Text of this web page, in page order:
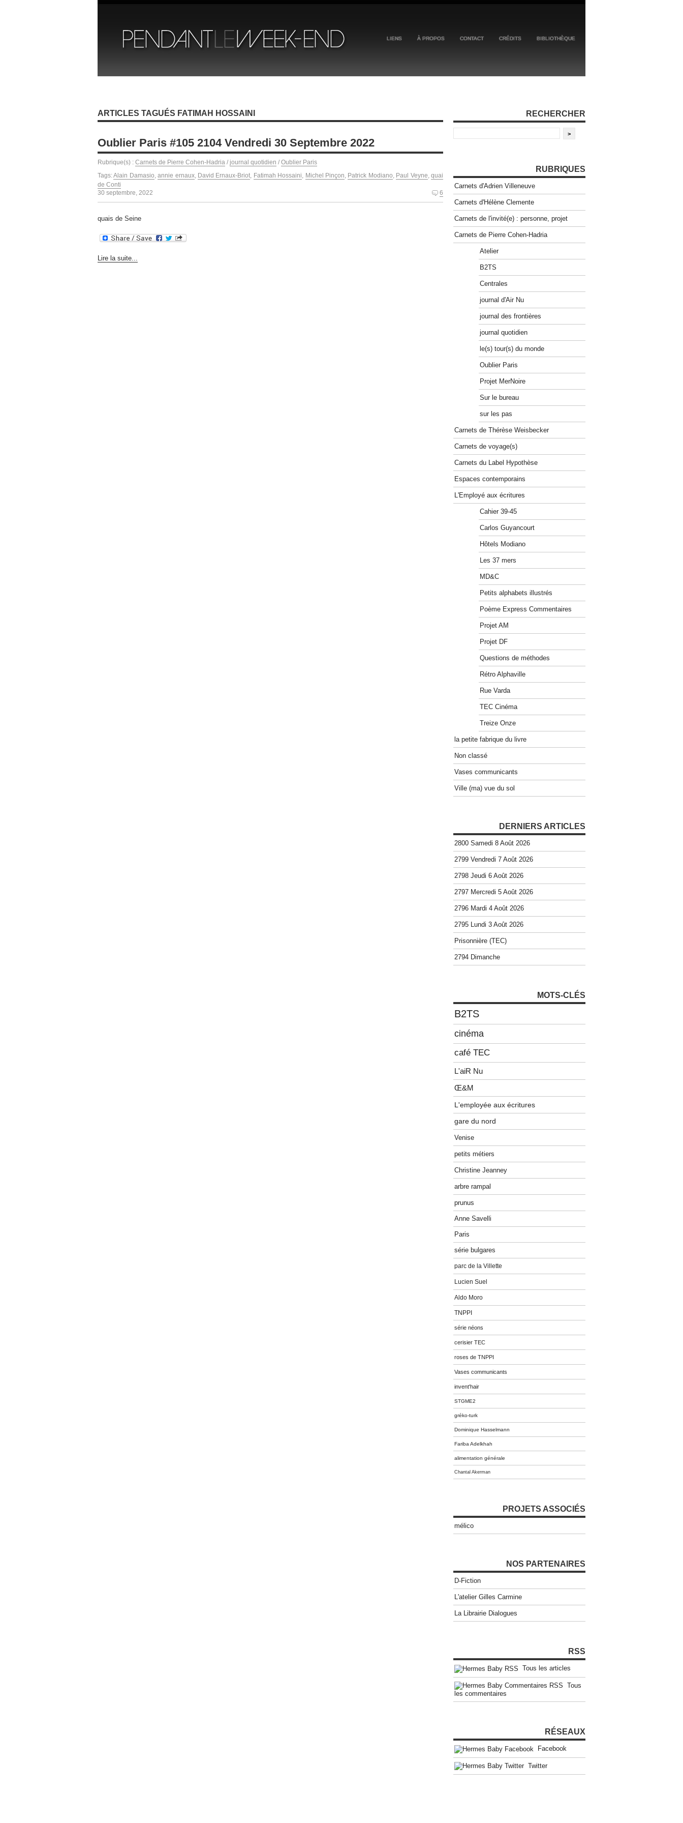
LIENS À PROPOS CONTACT CRÉDITS BIBLIOTHÈQUE
ARTICLES TAGUÉS FATIMAH HOSSAINI
Oublier Paris #105 2104 Vendredi 30 Septembre 2022
Rubrique(s) : Carnets de Pierre Cohen-Hadria / journal quotidien / Oublier Paris
Tags:Alain Damasio,annie ernaux, David Ernaux-Briot, Fatimah Hossaini, Michel Pinçon, Patrick Modiano, Paul Veyne,quai
de Conti
30 septembre, 2022
6
quais de Seine
Lire la suite...
RECHERCHER
RUBRIQUES
Carnets d'Adrien Villeneuve
Carnets d'Hélène Clemente
Carnets de l'invité(e) : personne, projet
Carnets de Pierre Cohen-Hadria
Atelier
B2TS
Centrales
journal d'Air Nu
journal des frontières
journal quotidien
le(s) tour(s) du monde
Oublier Paris
Projet MerNoire
Sur le bureau
sur les pas
Carnets de Thérèse Weisbecker
Carnets de voyage(s)
Carnets du Label Hypothèse
Espaces contemporains
L'Employé aux écritures
Cahier 39-45
Carlos Guyancourt
Hôtels Modiano
Les 37 mers
MD&C
Petits alphabets illustrés
Poème Express Commentaires
Projet AM
Projet DF
Questions de méthodes
Rétro Alphaville
Rue Varda
TEC Cinéma
Treize Onze
la petite fabrique du livre
Non classé
Vases communicants
Ville (ma) vue du sol
DERNIERS ARTICLES
2800 Samedi 8 Août 2026
2799 Vendredi 7 Août 2026
2798 Jeudi 6 Août 2026
2797 Mercredi 5 Août 2026
2796 Mardi 4 Août 2026
2795 Lundi 3 Août 2026
Prisonnière (TEC)
2794 Dimanche
MOTS-CLÉS
B2TS
cinéma
café TEC
L'aiR Nu
Œ&M
L'employée aux écritures
gare du nord
Venise
petits métiers
Christine Jeanney
arbre rampal
prunus
Anne Savelli
Paris
série bulgares
parc de la Villette
Lucien Suel
Aldo Moro
TNPPI
série néons
cerisier TEC
roses de TNPPI
Vases communicants
invent'hair
STGME2
gréko-turk
Dominique Hasselmann
Fariba Adelkhah
alimentation générale
Chantal Akerman
PROJETS ASSOCIÉS
mélico
NOS PARTENAIRES
D-Fiction
L'atelier Gilles Carmine
La Librairie Dialogues
RSS
Tous les articles
Tous
les commentaires
RÉSEAUX
Facebook
Twitter